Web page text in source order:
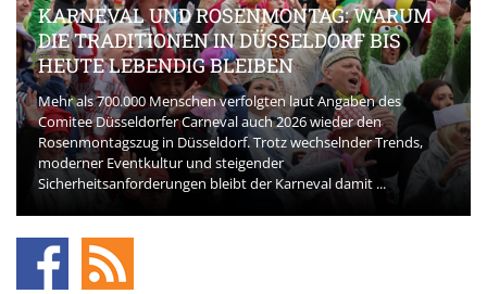
KARNEVAL UND ROSENMONTAG: WARUM
DIE TRADITIONEN IN DÜSSELDORF BIS
HEUTE LEBENDIG BLEIBEN
Mehr als 700.000 Menschen verfolgten laut Angaben des
Comitee Düsseldorfer Carneval auch 2026 wieder den
Rosenmontagszug in Düsseldorf. Trotz wechselnder Trends,
moderner Eventkultur und steigender
Sicherheitsanforderungen bleibt der Karneval damit ...